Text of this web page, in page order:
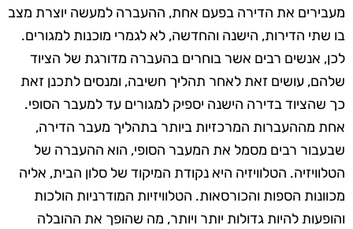
מעבירים את הדירה בפעם אחת, ההעברה למעשה יוצרת מצב
בו שתי הדירות, הישנה והחדשה, לא לגמרי מוכנות למגורים.
לכן, אנשים רבים אשר בוחרים בהעברה מדורגת של הציוד
שלהם, עושים זאת לאחר תהליך חשיבה, ומנסים לתכנן זאת
כך שהציוד בדירה הישנה יספיק למגורים עד למעבר הסופי.
אחת מההעברות המרכזיות ביותר בתהליך מעבר הדירה,
שבעבור רבים מסמל את המעבר הסופי, הוא ההעברה של
הטלוויזיה. הטלוויזיה היא נקודת המיקוד של סלון הבית, אליה
מכוונות הספות והכורסאות. הטלוויזיות המודרניות הולכות
והופעות להיות גדולות יותר ויותר, מה שהופך את ההובלה